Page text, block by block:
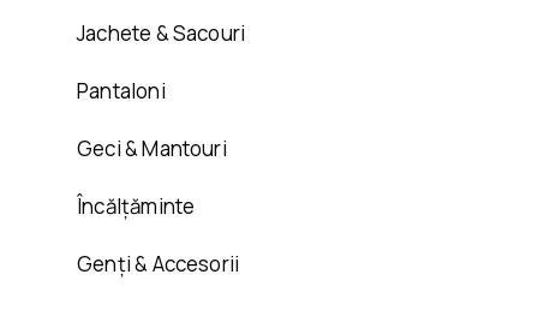
Jachete & Sacouri
Pantaloni
Geci & Mantouri
Încălțăminte
Genți & Accesorii